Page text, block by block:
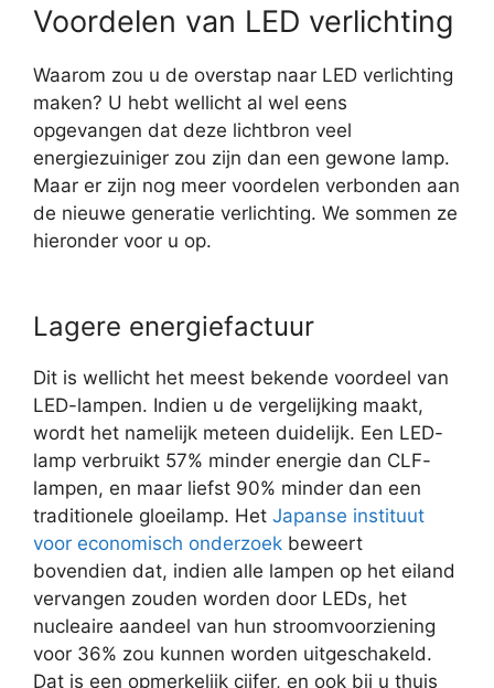
Voordelen van LED verlichting
Waarom zou u de overstap naar LED verlichting
maken? U hebt wellicht al wel eens
opgevangen dat deze lichtbron veel
energiezuiniger zou zijn dan een gewone lamp.
Maar er zijn nog meer voordelen verbonden aan
de nieuwe generatie verlichting. We sommen ze
hieronder voor u op.
Lagere energiefactuur
Dit is wellicht het meest bekende voordeel van
LED-lampen. Indien u de vergelijking maakt,
wordt het namelijk meteen duidelijk. Een LED-
lamp verbruikt 57% minder energie dan CLF-
lampen, en maar liefst 90% minder dan een
traditionele gloeilamp. Het Japanse instituut
voor economisch onderzoek beweert
bovendien dat, indien alle lampen op het eiland
vervangen zouden worden door LEDs, het
nucleaire aandeel van hun stroomvoorziening
voor 36% zou kunnen worden uitgeschakeld.
Dat is een opmerkelijk cijfer, en ook bij u thuis